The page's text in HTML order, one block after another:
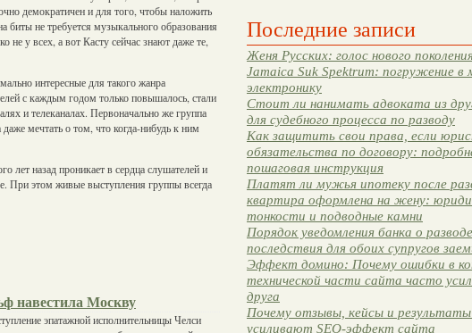
Последние записи
Женя Русских: голос нового
Jamaica Suk Spektrum: погружение в
электронику
Стоит ли нанимать адвоката из
для судебного процесса по разводу
Как защитить свои права, если
обязательства по договору:
пошаговая инструкция
Платят ли мужья ипотеку после
квартира оформлена на жену:
тонкости и подводные камни
Порядок уведомления банка о
последствия для обоих супругов
Эффект домино: Почему ошибки в
технической части сайта часто
друга
Почему отзывы, кейсы и результаты
усиливают SEO-эффект сайта
демократичен и для того, чтобы наложить
биты не требуется музыкального образования
не у всех, а вот Касту сейчас знают даже те,
интересные для такого жанра
с каждым годом только повышалось, стали
и телеканалах. Первоначально же группа
мечтать о том, что когда-нибудь к ним
лет назад проникает в сердца слушателей и
При этом живые выступления группы всегда
навестила Москву
эпатажной исполнительницы Челси